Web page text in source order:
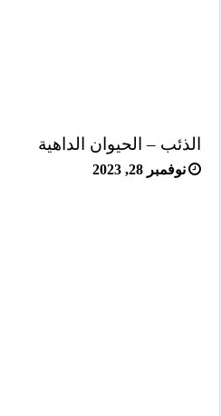
الذئب – الحيوان الداهية
نوفمبر 28, 2023